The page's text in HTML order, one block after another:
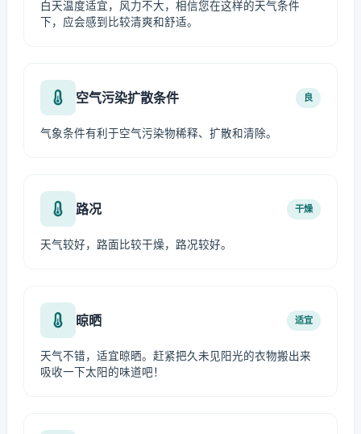
白天温度适宜，风力不大，相信您在这样的天气条件
下，应会感到比较清爽和舒适。
空气污染扩散条件 良
气象条件有利于空气污染物稀释、扩散和清除。
路况 干燥
天气较好，路面比较干燥，路况较好。
晾晒 适宜
天气不错，适宜晾晒。赶紧把久未见阳光的衣物搬出来
吸收一下太阳的味道吧！